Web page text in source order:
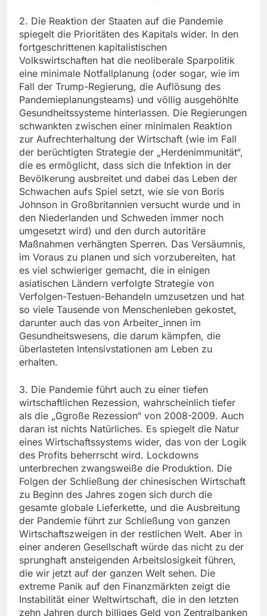
2. Die Reaktion der Staaten auf die Pandemie
spiegelt die Prioritäten des Kapitals wider. In den
fortgeschrittenen kapitalistischen
Volkswirtschaften hat die neoliberale Sparpolitik
eine minimale Notfallplanung (oder sogar, wie im
Fall der Trump-Regierung, die Auflösung des
Pandemieplanungsteams) und völlig ausgehöhlte
Gesundheitssysteme hinterlassen. Die Regierungen
schwankten zwischen einer minimalen Reaktion
zur Aufrechterhaltung der Wirtschaft (wie im Fall
der berüchtigten Strategie der „Herdenimmunität“,
die es ermöglicht, dass sich die Infektion in der
Bevölkerung ausbreitet und dabei das Leben der
Schwachen aufs Spiel setzt, wie sie von Boris
Johnson in Großbritannien versucht wurde und in
den Niederlanden und Schweden immer noch
umgesetzt wird) und den durch autoritäre
Maßnahmen verhängten Sperren. Das Versäumnis,
im Voraus zu planen und sich vorzubereiten, hat
es viel schwieriger gemacht, die in einigen
asiatischen Ländern verfolgte Strategie von
Verfolgen-Testuen-Behandeln umzusetzen und hat
so viele Tausende von Menschenleben gekostet,
darunter auch das von Arbeiter_innen im
Gesundheitswesens, die darum kämpfen, die
überlasteten Intensivstationen am Leben zu
erhalten.
3. Die Pandemie führt auch zu einer tiefen
wirtschaftlichen Rezession, wahrscheinlich tiefer
als die „Ggroße Rezession“ von 2008-2009. Auch
daran ist nichts Natürliches. Es spiegelt die Natur
eines Wirtschaftssystems wider, das von der Logik
des Profits beherrscht wird. Lockdowns
unterbrechen zwangsweiße die Produktion. Die
Folgen der Schließung der chinesischen Wirtschaft
zu Beginn des Jahres zogen sich durch die
gesamte globale Lieferkette, und die Ausbreitung
der Pandemie führt zur Schließung von ganzen
Wirtschaftszweigen in der restlichen Welt. Aber in
einer anderen Gesellschaft würde das nicht zu der
sprunghaft ansteigenden Arbeitslosigkeit führen,
die wir jetzt auf der ganzen Welt sehen. Die
extreme Panik auf den Finanzmärkten zeigt die
Instabilität einer Weltwirtschaft, die in den letzten
zehn Jahren durch billiges Geld von Zentralbanken